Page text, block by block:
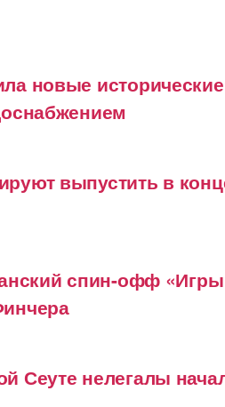
новые исторические
выпустить в
спин-офф
Сеуте нелегалы